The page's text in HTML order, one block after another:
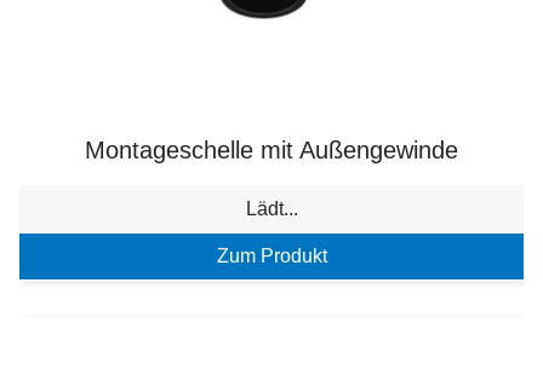
Montageschelle mit Außengewinde
Lädt...
Zum Produkt